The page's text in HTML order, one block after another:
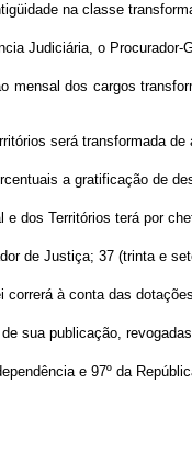
na classe
Judiciária, o
mensal dos cargos
será transformada
a gratificação de
dos Territórios terá por
de Justiça; 37 (trinta e
correrá à conta das
sua publicação,
e 97º da